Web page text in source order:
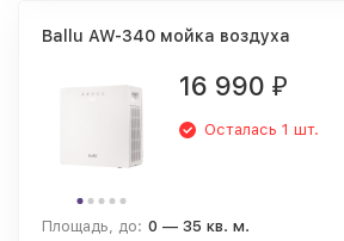
Ballu AW-340 мойка воздуха
16 990 ₽
Осталась 1 шт.
Площадь, до: 0 — 35 кв. м.